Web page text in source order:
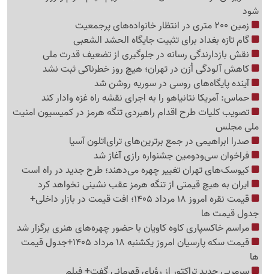
شود
زمین 200 متری در انتظار خانواده‌های پرجمعیت
گام تازه بغداد برای تثبیت جایگاه الحشد الشعبی
نقش بازدارندگی رسانه در جلوگیری از تضعیف قدرت ملی
کاهش آلودگی اُزن در تهران؛ هیچ روز خطرناکی ثبت نشد
آینده پایگاه‌های روسی در سوریه روشن شد
حماس: آمریکا نتانیاهو را به اجرای نقشه راه غزه وادار کند
تصویب کلیات طرح اقدام راهبردی تنگه هرمز در کمیسیون امنیت
ملی مجلس
صدرا ابراهیمی در جمع برترین‌های ترای‌اتلون آسیا
فراخوان سی‌ودومین جشنواره رازی آغاز شد
کیوسک‌های تهران تغییر چهره می‌دهند؛ طرح جدید در راه است
ایران به هیچ قیمتی از تنگه هرمز عقب نشینی نخواهد کرد
قیمت نقره امروز 18 مرداد 1405؛ افت قیمت در بازار داخلی+
جدول قیمت ها
مراسم خاکسپاری کاوه کاویان با حضور چهره‌های هنری برگزار شد
قیمت سکه پارسیان امروز یکشنبه 18 مرداد 1405+جدول قیمت
ها